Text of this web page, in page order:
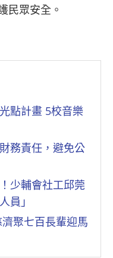
民眾安全。
點計畫 5校音樂
務責任，避免公
少輔會社工邱莞
員」
聚七百長輩迎馬